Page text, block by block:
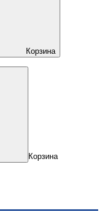
Корзина
Корзина